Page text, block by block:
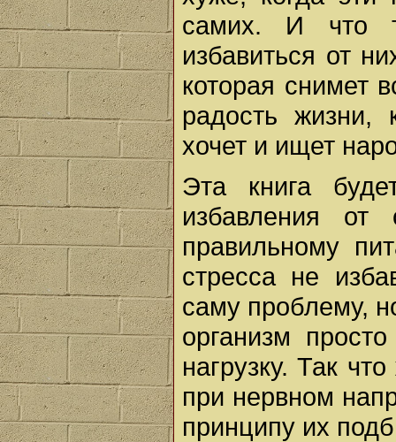
самих. И что
избавиться от
которая снимет
радость
хочет и ищет
Эта книга
избавления
правильному
стресса не
саму проблему,
организм
нагрузку. Так
при нервном
принципу их